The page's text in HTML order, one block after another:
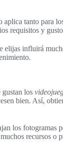
tanto para
requisitos y
elijas influirá
gustan los
bien. Así,
los fotogramas
recursos o